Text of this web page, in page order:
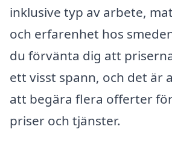
inklusive typ av arbete,
och erfarenhet hos
du förvänta dig att
ett visst spann, och det är
att begära flera offerter
priser och tjänster.